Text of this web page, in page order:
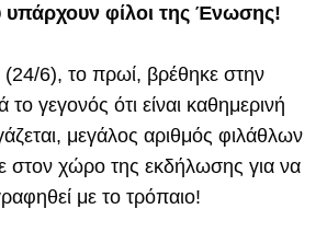
υπάρχουν φίλοι της Ένωσης!
(24/6), το πρωί, βρέθηκε στην
γεγονός ότι είναι καθημερινή
μεγάλος αριθμός φιλάθλων
στον χώρο της εκδήλωσης για να
με το τρόπαιο!